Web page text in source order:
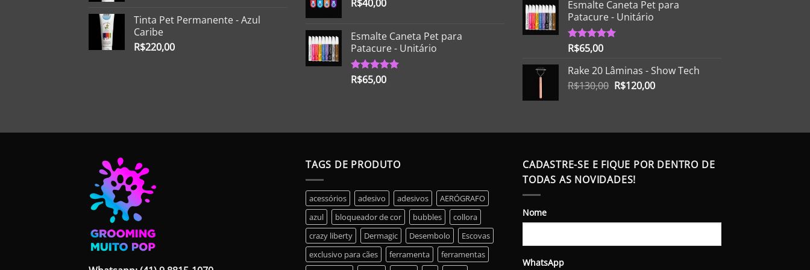
Tinta Pet Permanente - Azul
Caribe
R$220,00
R$40,00
Esmalte Caneta Pet para
Patacure - Unitário
Avaliação
R$65,00
Esmalte Caneta Pet para
Patacure - Unitário
Avaliação
R$65,00
Rake 20 Lâminas - Show Tech
R$130,00 O
R$130,00.
R$120,00O
R$120,00.
TAGS DE PRODUTO
acessórios adesivo adesivos
AERÓGRAFO
azul
bloqueador de cor bubbles
collora
crazy liberty
Dermagic Desembolo
Escovas
exclusivo para cães
ferramenta
ferramentas
CADASTRE-SE E FIQUE POR DENTRO DE
TODAS AS NOVIDADES!
Nome
WhatsApp